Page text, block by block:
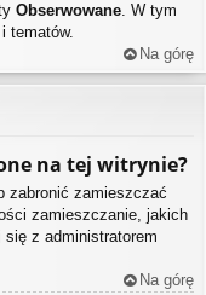
Obserwowane. W tym
tematów.
Na górę
na tej witrynie?
zabronić zamieszczać
zamieszczanie, jakich
się z administratorem
Na górę